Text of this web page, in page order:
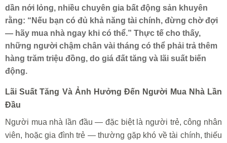
dần nới lỏng, nhiều chuyên gia bất động sản khuyên
rằng: “Nếu bạn có đủ khả năng tài chính, đừng chờ đợi
— hãy mua nhà ngay khi có thể.” Thực tế cho thấy,
những người chậm chân vài tháng có thể phải trả thêm
hàng trăm triệu đồng, do giá đất tăng và lãi suất biến
động.
Lãi Suất Tăng Và Ảnh Hưởng Đến Người Mua Nhà Lần
Đầu
Người mua nhà lần đầu — đặc biệt là người trẻ, công nhân
viên, hoặc gia đình trẻ — thường gặp khó về tài chính, thiếu